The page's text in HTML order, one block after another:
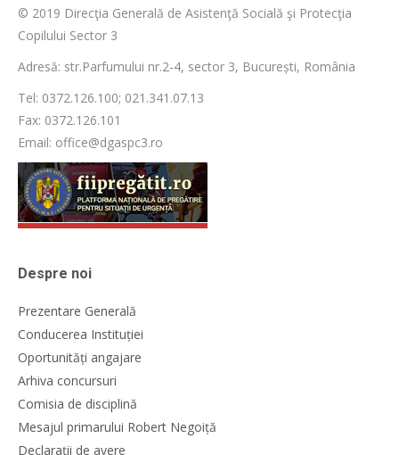
© 2019 Direcţia Generală de Asistenţă Socială şi Protecţia
Copilului Sector 3
Adresă: str.Parfumului nr.2-4, sector 3, București, România
Tel: 0372.126.100; 021.341.07.13
Fax: 0372.126.101
Email: office@dgaspc3.ro
Despre noi
Prezentare Generală
Conducerea Instituției
Oportunități angajare
Arhiva concursuri
Comisia de disciplină
Mesajul primarului Robert Negoiță
Declarații de avere